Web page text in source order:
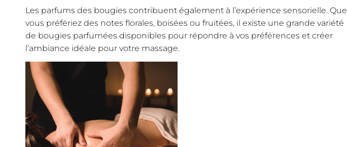
Les parfums des bougies contribuent également à l’expérience sensorielle. Que
vous préfériez des notes florales, boisées ou fruitées, il existe une grande variété
de bougies parfumées disponibles pour répondre à vos préférences et créer
l’ambiance idéale pour votre massage.